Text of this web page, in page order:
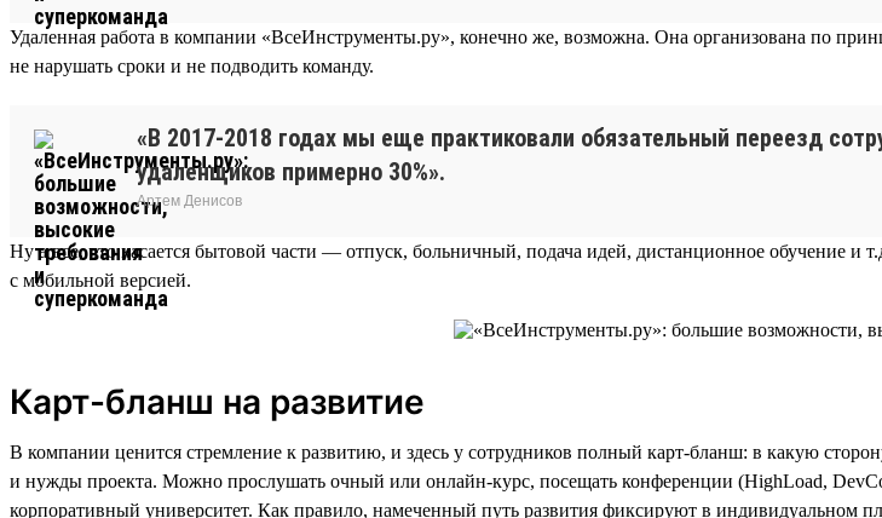
Удаленная работа в компании «ВсеИнструменты.ру», конечно же, возможна. Она организована по
не нарушать сроки и не подводить команду.
«В 2017-2018 годах мы еще практиковали обязательный переезд
удаленщиков примерно 30%».
Артем Денисов
Ну а все, что касается бытовой части — отпуск, больничный, подача идей, дистанционное обучение и
с мобильной версией.
Карт-бланш на развитие
В компании ценится стремление к развитию, и здесь у сотрудников полный карт-бланш: в какую
и нужды проекта. Можно прослушать очный или онлайн-курс, посещать конференции (HighLoad,
корпоративный университет. Как правило, намеченный путь развития фиксируют в индивидуальном